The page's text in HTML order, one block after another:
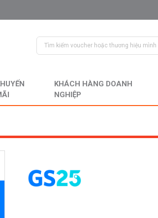
KHÁCH HÀNG DOANH
NGHIỆP